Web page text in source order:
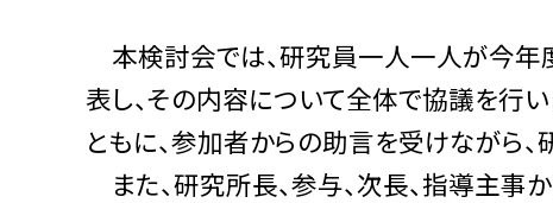
本検討会では、研究員一人一人が今
表し、その内容について全体で協議を行
ともに、参加者からの助言を受けながら
また、研究所長、参与、次長、指導主